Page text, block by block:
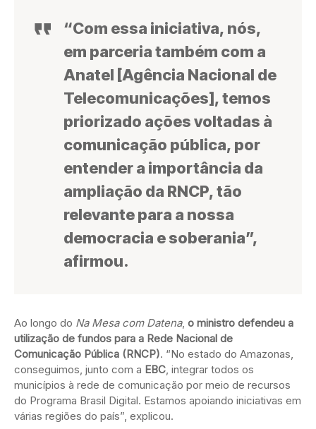
“Com essa iniciativa, nós,
em parceria também com a
Anatel [Agência Nacional de
Telecomunicações], temos
priorizado ações voltadas à
comunicação pública, por
entender a importância da
ampliação da RNCP, tão
relevante para a nossa
democracia e soberania”,
afirmou.
Ao longo do Na Mesa com Datena, o ministro defendeu a
utilização de fundos para a Rede Nacional de
Comunicação Pública (RNCP). “No estado do Amazonas,
conseguimos, junto com a EBC, integrar todos os
municípios à rede de comunicação por meio de recursos
do Programa Brasil Digital. Estamos apoiando iniciativas em
várias regiões do país”, explicou.